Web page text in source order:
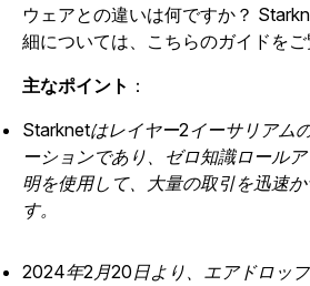
ウェアとの違いは何ですか？
細については、こちらのガイドをご
主なポイント ：
Starknetはレイヤー2イーサリアム
ーションであり、ゼロ知識ロール
明を使用して、大量の取引を迅速
す。
2024年2月20日より、エアドロッ